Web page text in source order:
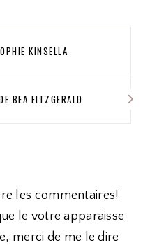
KINSELLA
BEA FITZGERALD
les commentaires!
le votre apparaisse
merci de me le dire